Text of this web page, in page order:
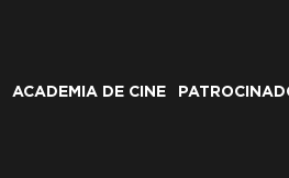
ACADEMIA DE CINE